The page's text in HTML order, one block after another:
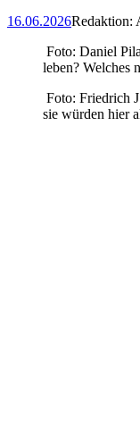
16.06.2026Redaktion:
Foto: Daniel
leben? Welches
Foto: Friedrich
sie würden hier